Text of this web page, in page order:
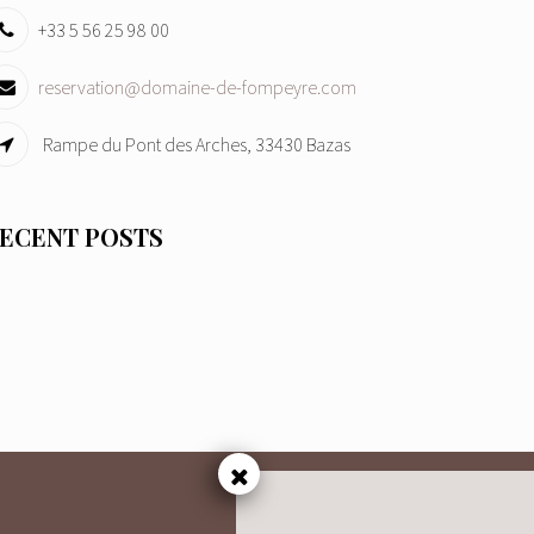
+33 5 56 25 98 00
reservation@domaine-de-fompeyre.com
Rampe du Pont des Arches, 33430 Bazas
POSTS